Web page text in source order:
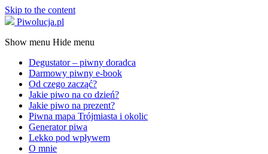
Skip to the content
Piwolucja.pl
Show menu Hide menu
Degustator – piwny doradca
Darmowy piwny e-book
Od czego zacząć?
Jakie piwo na co dzień?
Jakie piwo na prezent?
Piwna mapa Trójmiasta i okolic
Generator piwa
Lekko pod wpływem
O mnie